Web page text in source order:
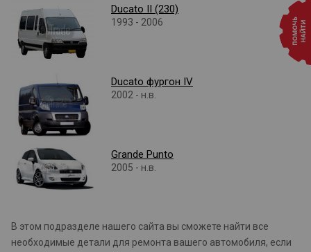
Ducato II (230)
1993 - 2006
Ducato фургон IV
2002 - н.в.
Grande Punto
2005 - н.в.
В этом подразделе нашего сайта вы сможете найти все
необходимые детали для ремонта вашего автомобиля, если